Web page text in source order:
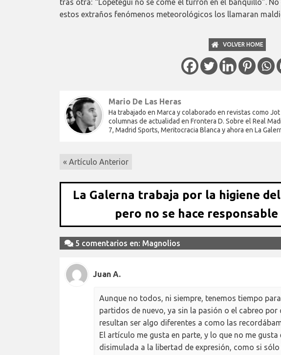
estos extraños fenómenos meteorológicos los llamaran
VOLVER HOME
Mario De Las Heras
Ha trabajado en Marca y colaborado en revistas como
columnas de actualidad en Frontera D. Sobre el Real
7, Madrid Sports, Meritocracia Blanca y ahora en La
« Artículo Anterior
La Galerna trabaja por la higiene
pero no se hace responsable
5 comentarios en: Magnolios
Juan A.
Aunque no todos, ni siempre, tenemos tiempo
partidos de nuevo, ya sin la pasión o el cabreo
resultan ser algo diferentes a como las
El artículo me gusta en parte, y lo que no me gusta
disimulada a la libertad de expresión, como si